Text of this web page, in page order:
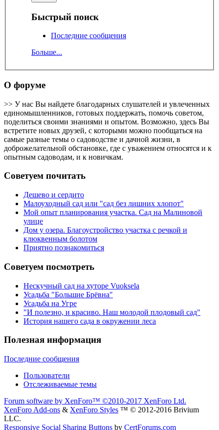
Быстрый поиск
Последние сообщения
Больше...
О форуме
>> У нас Вы найдете благодарных слушателей и увлеченных
единомышленников, готовых поддержать, помочь советом,
поделиться своими знаниями и опытом. Возможно, здесь Вы
встретите новых друзей, с которыми можно пообщаться на
самые разные темы о садоводстве и дачной жизни, в
доброжелательной обстановке, где с уважением относятся и к
опытным садоводам, и к новичкам.
Советуем почитать
Дешево и сердито
Малоуходный сад или "сад без лишних хлопот"
Мой опыт планирования участка. Сад на Малиновой
улице
Дом у озера. Благоустройство участка с речкой и
клюквенным болотом
Приятно познакомиться
Советуем посмотреть
Нескучный сад на хуторе Vuoksela
Усадьба "Большие Брёвна"
Усадьба на Угре
"И полезно, и красиво. Наш молодой плодовый сад"
История нашего сада в окружении леса
Полезная информация
Последние сообщения
Пользователи
Отслеживаемые темы
Forum software by XenForo™ ©2010-2017 XenForo Ltd.
XenForo Add-ons & XenForo Styles ™ © 2012-2016 Brivium
LLC.
Responsive Social Sharing Buttons by CertForums.com